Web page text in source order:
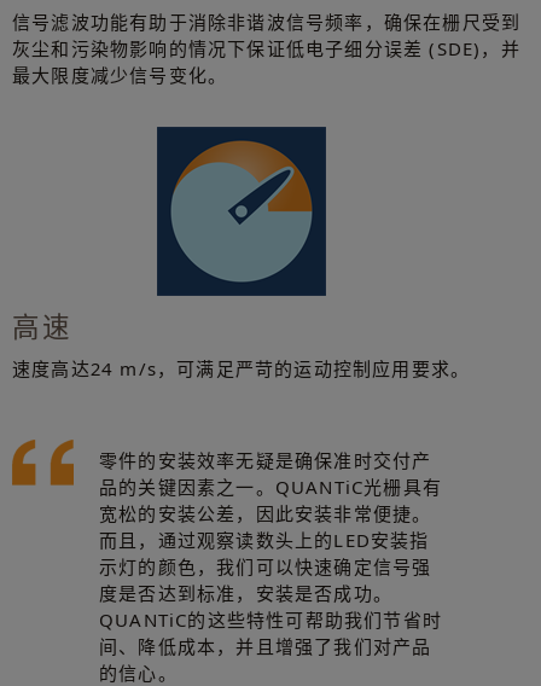
信号滤波功能有助于消除非谐波信号频率，确保在栅尺受到
灰尘和污染物影响的情况下保证低电子细分误差 (SDE)，并
最大限度减少信号变化。
高速
速度高达24 m/s，可满足严苛的运动控制应用要求。
零件的安装效率无疑是确保准时交付产
品的关键因素之一。QUANTiC光栅具有
宽松的安装公差，因此安装非常便捷。
而且，通过观察读数头上的LED安装指
示灯的颜色，我们可以快速确定信号强
度是否达到标准，安装是否成功。
QUANTiC的这些特性可帮助我们节省时
间、降低成本，并且增强了我们对产品
的信心。